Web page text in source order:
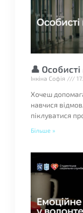
👤
Інкіна Софія
Хочеш
навчися
піклуватися
Більше »